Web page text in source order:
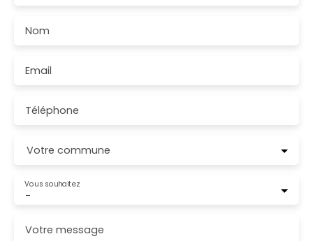
Nom
Email
Téléphone
Votre commune
-
Vous souhaitez
Votre message